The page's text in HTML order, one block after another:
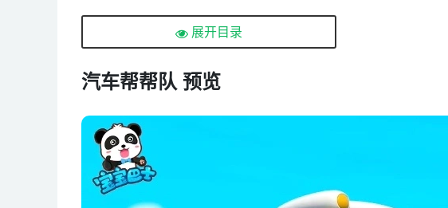
第4集 自助加油机器人
第7集 快乐的公交车
第8集 大英雄消防车
第9集 挖掘机和捣蛋车
第10集 运货小火车
第11集 忙碌的汽修师
展开目录
汽车帮帮队 预览